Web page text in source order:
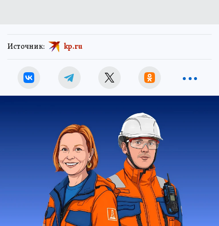
Источник: kp.ru